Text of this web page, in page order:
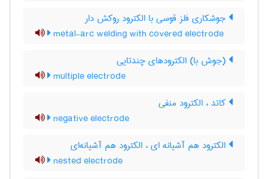
جوشکاری فلز قوسی با الکترود روکش دار
metal-arc welding with covered electrode
(جوش با) الکترودهای چندتایی
multiple electrode
کاتد ، الکترود منفی
negative electrode
الکترود هم آشیانه ای ، الکترود هم آشیانه‌ای
nested electrode